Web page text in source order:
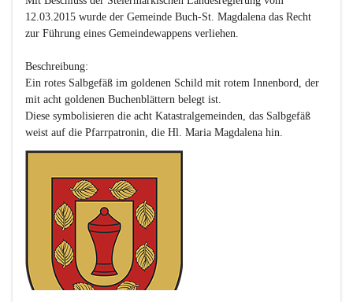
12.03.2015 wurde der Gemeinde Buch-St. Magdalena das Recht
zur Führung eines Gemeindewappens verliehen.
Beschreibung:
Ein rotes Salbgefäß im goldenen Schild mit rotem Innenbord, der
mit acht goldenen Buchenblättern belegt ist.
Diese symbolisieren die acht Katastralgemeinden, das Salbgefäß